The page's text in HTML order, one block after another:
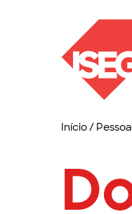
Início/